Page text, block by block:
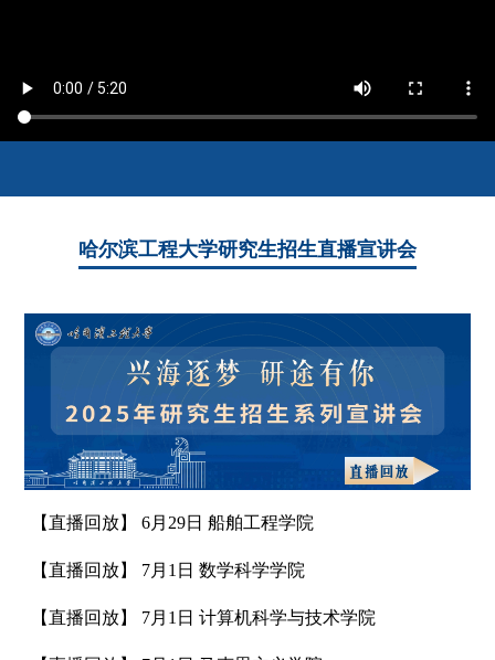
哈尔滨工程大学研究生招生直播宣讲会
【直播回放】6月29日 船舶工程学院
【直播回放】 7月1日 数学科学学院
【直播回放】 7月1日 计算机科学与技术学院